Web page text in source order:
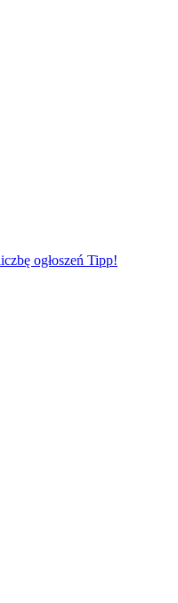
ogłoszeń Tipp!